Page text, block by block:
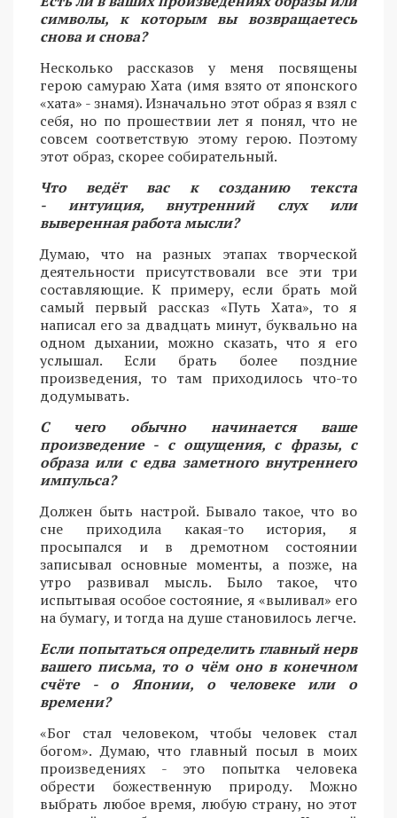
символы, к которым вы возвращаетесь
снова и снова?
Несколько рассказов у меня посвящены
герою самураю Хата (имя взято от японского
«хата» - знамя). Изначально этот образ я взял с
себя, но по прошествии лет я понял, что не
совсем соответствую этому герою. Поэтому
этот образ, скорее собирательный.
Что ведёт вас к созданию текста
- интуиция, внутренний слух или
выверенная работа мысли?
Думаю, что на разных этапах творческой
деятельности присутствовали все эти три
составляющие. К примеру, если брать мой
самый первый рассказ «Путь Хата», то я
написал его за двадцать минут, буквально на
одном дыхании, можно сказать, что я его
услышал. Если брать более поздние
произведения, то там приходилось что-то
додумывать.
С чего обычно начинается ваше
произведение - с ощущения, с фразы, с
образа или с едва заметного внутреннего
импульса?
Должен быть настрой. Бывало такое, что во
сне приходила какая-то история, я
просыпался и в дремотном состоянии
записывал основные моменты, а позже, на
утро развивал мысль. Было такое, что
испытывая особое состояние, я «выливал» его
на бумагу, и тогда на душе становилось легче.
Если попытаться определить главный нерв
вашего письма, то о чём оно в конечном
счёте - о Японии, о человеке или о
времени?
«Бог стал человеком, чтобы человек стал
богом». Думаю, что главный посыл в моих
произведениях - это попытка человека
обрести божественную природу. Можно
выбрать любое время, любую страну, но этот